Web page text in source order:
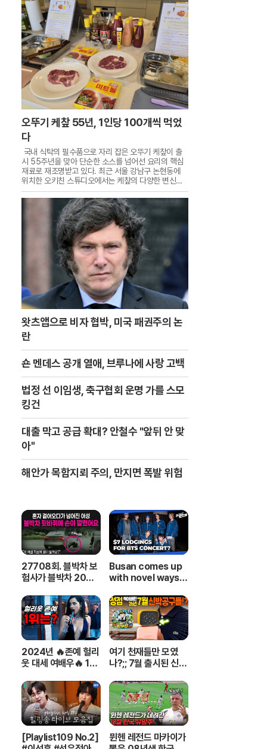
오뚜기 케챂 55년, 1인당 100개씩 먹었
다
국내 식탁의 필수품으로 자리 잡은 오뚜기 케챂이 출
시 55주년을 맞아 단순한 소스를 넘어선 요리의 핵심
재료로 재조명받고 있다. 최근 서울 강남구 논현동에
위치한 오키친 스튜디오에서는 케챂의 다양한 변신을
직접 체험하는 특별한 요리 수업이 진행됐다. 이번 행
사는 1970년대 출시 이후 한국인의 입맛을 사로잡으
왓츠앱으로 비자 협박, 미국 패권주의 논
란
숀 멘데스 공개 열애, 브루나에 사랑 고백
법정 선 이임생, 축구협회 운명 가를 스모
킹건
대출 막고 공급 확대? 안철수 "앞뒤 안 맞
아"
해안가 목함지뢰 주의, 만지면 폭발 위험
27708회. 블박차 보
험사가 블박차 20%
험사는 내 편이 맞습니
까?
Busan comes up
with novel ways t
ccommodations f
or ARMYs
2024년 🔥존예 헐리
웃 대세 여배우🔥 1위
보기
여기 천재들만 모였
나?;; 7월 출시된 신박
이트 총정리! 【🤴Ep.5
48】
[Playlist109 No.2]
뮌헨 레전드 마카이가